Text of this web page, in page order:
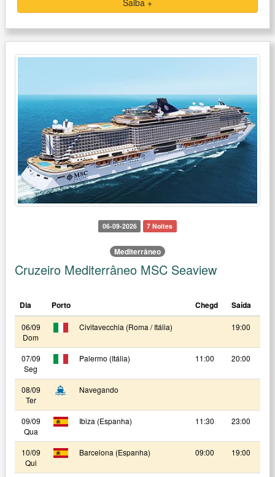
06-09-2026 7 Noites
Mediterrâneo
Cruzeiro Mediterrâneo MSC Seaview
Dia Porto Chegd Saída
06/09
Dom
Civitavecchia (Roma / Itália) 19:00
07/09
Seg
Palermo (Itália) 11:00 20:00
08/09
Ter
Navegando
09/09
Qua
Ibiza (Espanha) 11:30 23:00
10/09
Qui
Barcelona (Espanha) 09:00 19:00